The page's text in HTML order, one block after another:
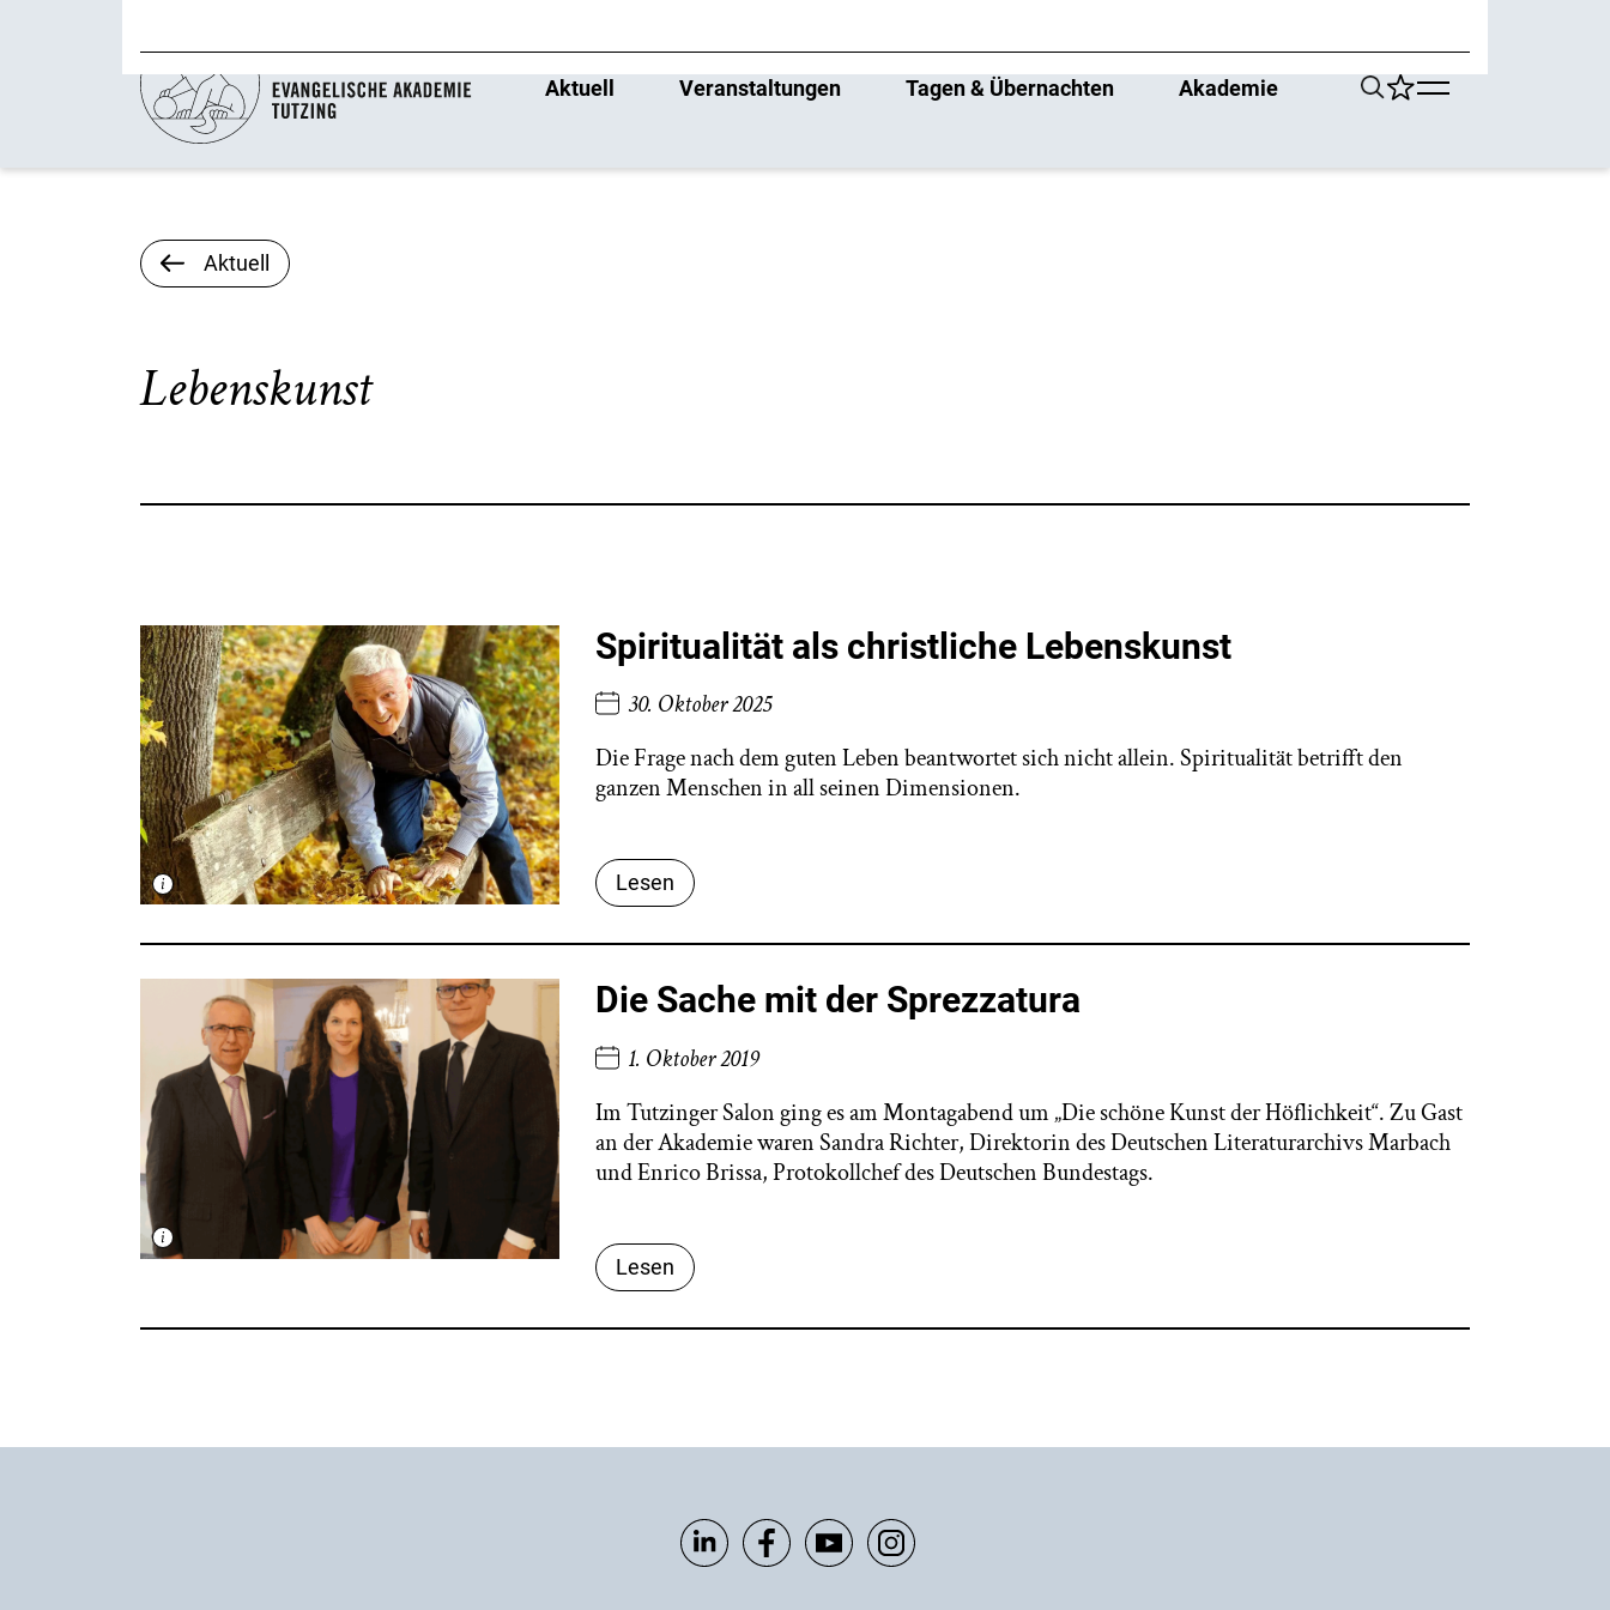
Aktuell Veranstaltungen Tagen & Übernachten Akademie
Aktuell
Lebenskunst
Spiritualität als christliche Lebenskunst
30. Oktober 2025
Die Frage nach dem guten Leben beantwortet sich nicht allein. Spiritualität betrifft den
ganzen Menschen in all seinen Dimensionen.
Lesen
Die Sache mit der Sprezzatura
1. Oktober 2019
Im Tutzinger Salon ging es am Montagabend um „Die schöne Kunst der Höflichkeit“. Zu Gast
an der Akademie waren Sandra Richter, Direktorin des Deutschen Literaturarchivs Marbach
und Enrico Brissa, Protokollchef des Deutschen Bundestags.
Lesen